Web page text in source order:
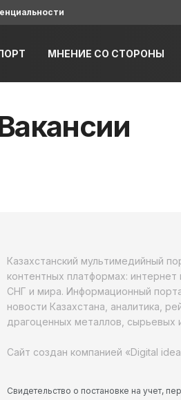
МНЕНИЕ СО СТОРОНЫ
Казахстанский мультимедийный
контентных платформах:
СНГ и мира. Информационный
новости Казахстана, аналитика,
драгоценных металлов, сырьевых
Сайт создан компанией «Digital
Свидетельство о постановке на учет,